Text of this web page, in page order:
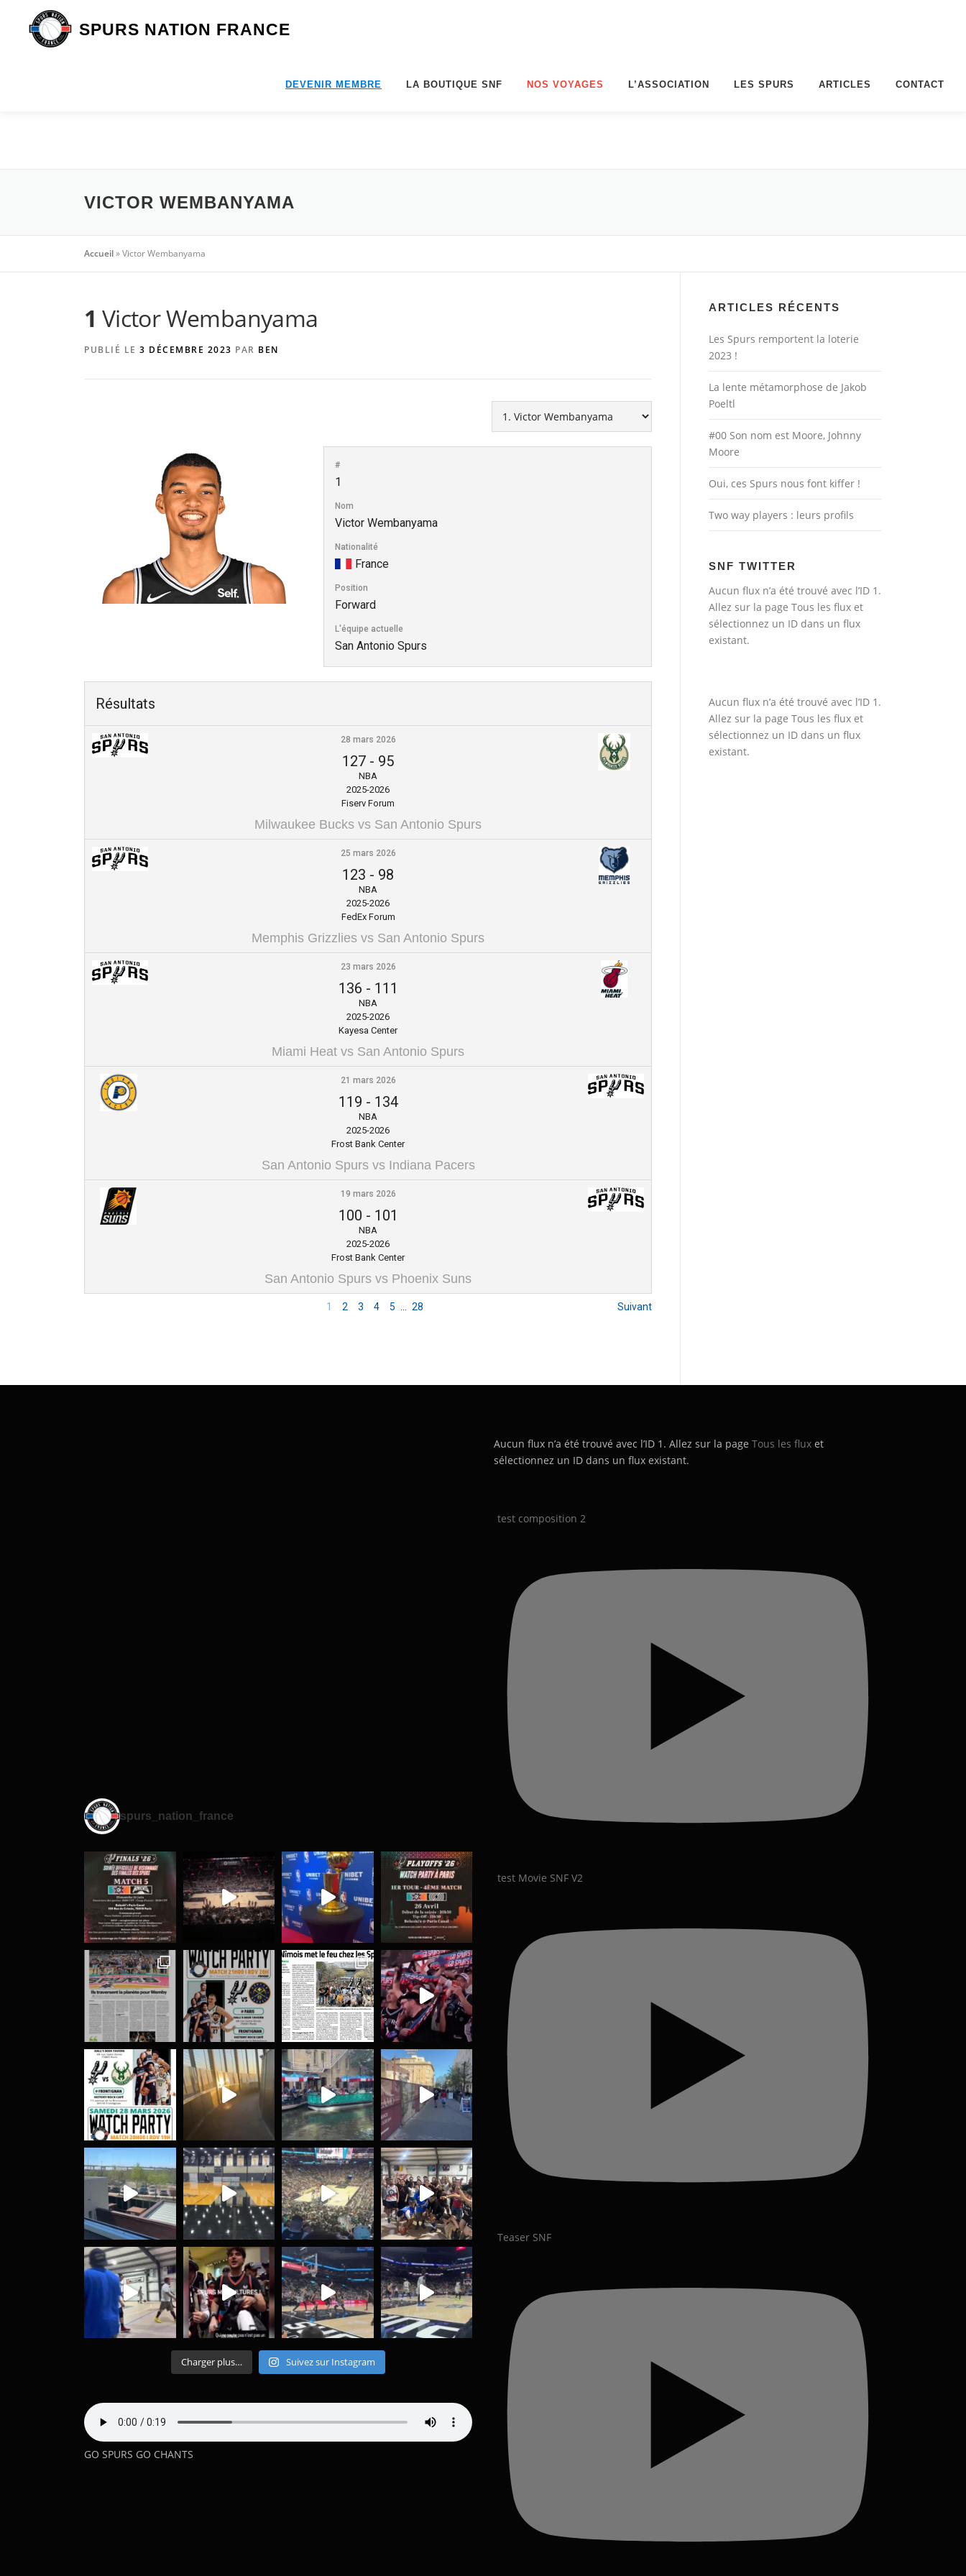
contenu
SPURS NATION FRANCE
DEVENIR MEMBRE LA BOUTIQUE SNF NOS VOYAGES L’ASSOCIATION LES SPURS ARTICLES CONTACT
VICTOR WEMBANYAMA
Accueil»Victor Wembanyama
1 Victor Wembanyama
PUBLIÉ LE 3 DÉCEMBRE 2023 PAR BEN
#
1
Nom
Victor Wembanyama
Nationalité
France
Position
Forward
L'équipe actuelle
San Antonio Spurs
Résultats
28 mars 2026
127 - 95
NBA
2025-2026
Fiserv Forum
Milwaukee Bucks vs San Antonio Spurs
25 mars 2026
123 - 98
NBA
2025-2026
FedEx Forum
Memphis Grizzlies vs San Antonio Spurs
23 mars 2026
136 - 111
NBA
2025-2026
Kayesa Center
Miami Heat vs San Antonio Spurs
21 mars 2026
119 - 134
NBA
2025-2026
Frost Bank Center
San Antonio Spurs vs Indiana Pacers
19 mars 2026
100 - 101
NBA
2025-2026
Frost Bank Center
San Antonio Spurs vs Phoenix Suns
1 2 3 4 5 28 Suivant
ARTICLES RÉCENTS
Les Spurs remportent la loterie
2023 !
La lente métamorphose de Jakob
Poeltl
#00 Son nom est Moore, Johnny
Moore
Oui, ces Spurs nous font kiffer !
Two way players : leurs profils
SNF TWITTER
Aucun flux n’a été trouvé avec l’ID 1.
Allez sur la page Tous les flux et
sélectionnez un ID dans un flux
existant.
Aucun flux n’a été trouvé avec l’ID 1.
Allez sur la page Tous les flux et
sélectionnez un ID dans un flux
existant.
spurs_nation_france
Charger plus… Suivez sur Instagram
GO SPURS GO CHANTS
Aucun flux n’a été trouvé avec l’ID 1. Allez sur la page Tous les flux et
sélectionnez un ID dans un flux existant.
test composition 2
test Movie SNF V2
Teaser SNF